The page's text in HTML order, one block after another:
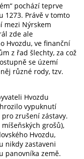
pochází teprve
1273. Právě v tomto
mezi Nýrskem
zde ale
Hvozdu, ve finanční
z řad šlechty, za což
se území
různé rody, tzv.
Hvozdu
vypuknutí
zrušení zástavy.
grošů),
Hvozdu,
nikdy zastaveni
panovníka země.